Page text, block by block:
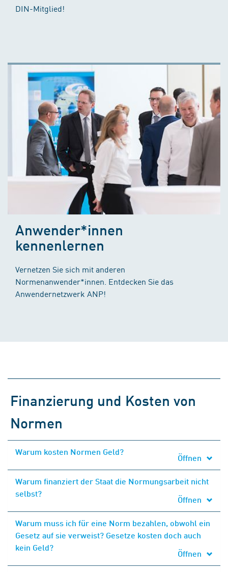
DIN-Mitglied!
Anwender*innen
kennenlernen
Vernetzen Sie sich mit anderen
Normenanwender*innen. Entdecken Sie das
Anwendernetzwerk ANP!
Finanzierung und Kosten von
Normen
Warum kosten Normen Geld?
Öffnen
Warum finanziert der Staat die Normungsarbeit nicht
selbst?
Öffnen
Warum muss ich für eine Norm bezahlen, obwohl ein
Gesetz auf sie verweist? Gesetze kosten doch auch
kein Geld?
Öffnen